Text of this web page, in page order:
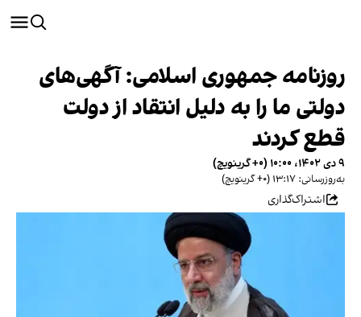
روزنامه جمهوری اسلامی: آگهی‌های
دولتی ما را به دلیل انتقاد از دولت
قطع کردند
۹ دی ۱۴۰۲، ۱۰:۰۰ (‎+۰ گرینویچ)
به‌روزرسانی: ۱۳:۱۷ (‎+۰ گرینویچ)
اشتراک‌گذاری